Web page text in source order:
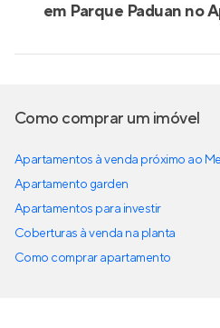
em Parque Paduan no
Como comprar um imóvel
Apartamentos à venda próximo ao
Apartamento garden
Apartamentos para investir
Coberturas à venda na planta
Como comprar apartamento